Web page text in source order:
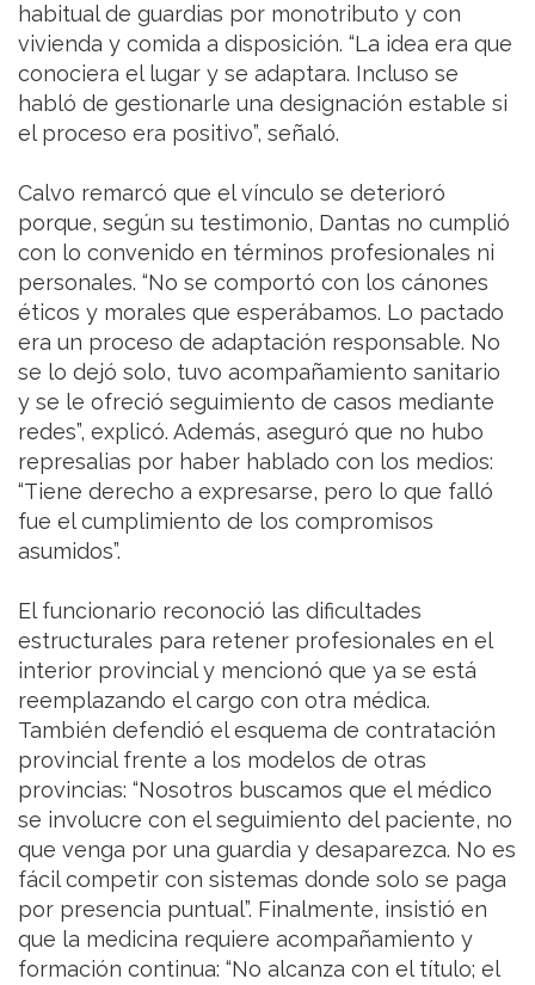
habitual de guardias por monotributo y con
vivienda y comida a disposición. “La idea era que
conociera el lugar y se adaptara. Incluso se
habló de gestionarle una designación estable si
el proceso era positivo”, señaló.
Calvo remarcó que el vínculo se deterioró
porque, según su testimonio, Dantas no cumplió
con lo convenido en términos profesionales ni
personales. “No se comportó con los cánones
éticos y morales que esperábamos. Lo pactado
era un proceso de adaptación responsable. No
se lo dejó solo, tuvo acompañamiento sanitario
y se le ofreció seguimiento de casos mediante
redes”, explicó. Además, aseguró que no hubo
represalias por haber hablado con los medios:
“Tiene derecho a expresarse, pero lo que falló
fue el cumplimiento de los compromisos
asumidos”.
El funcionario reconoció las dificultades
estructurales para retener profesionales en el
interior provincial y mencionó que ya se está
reemplazando el cargo con otra médica.
También defendió el esquema de contratación
provincial frente a los modelos de otras
provincias: “Nosotros buscamos que el médico
se involucre con el seguimiento del paciente, no
que venga por una guardia y desaparezca. No es
fácil competir con sistemas donde solo se paga
por presencia puntual”. Finalmente, insistió en
que la medicina requiere acompañamiento y
formación continua: “No alcanza con el título; el